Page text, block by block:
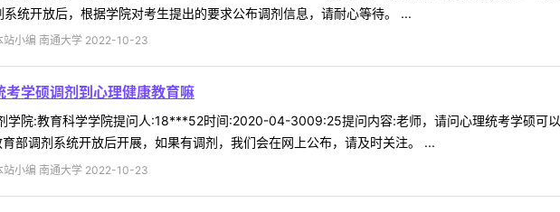
统开放后，根据学院对考生提出的要求公布调剂信息，请耐心等待。 ...
站小编 南通大学 2022-10-23
考学硕调剂到心理健康教育嘛
学院:教育科学学院提问人:18***52时间:2020-04-3009:25提问内容:老师，请问心理统考学硕可
部调剂系统开放后开展，如果有调剂，我们会在网上公布，请及时关注。 ...
站小编 南通大学 2022-10-23